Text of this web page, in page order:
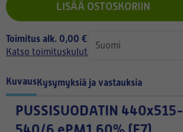
LISÄÄ OSTOSKORIIN
Toimitus alk. 0,00 €
Katso toimituskulut
KuvausKysymyksiä ja vastauksia
PUSSISUODATIN 440x515-